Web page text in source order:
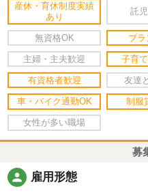
産休・育休制度実績
あり
託
無資格OK ブラ
主婦・主夫歓迎 子育
有資格者歓迎 友達
車・バイク通勤OK 制服
女性が多い職場
募
person 雇用形態